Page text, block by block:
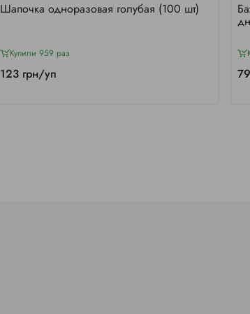
Шапочка одноразовая голубая (100 шт)
Купили 959 раз
123 грн/уп